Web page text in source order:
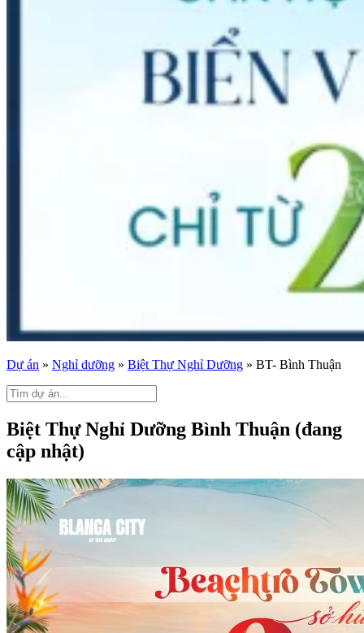
Dự án » Nghỉ dưỡng » Biệt Thự Nghỉ Dưỡng » BT- Bình Thuận
Biệt Thự Nghỉ Dưỡng Bình Thuận (đang
cập nhật)